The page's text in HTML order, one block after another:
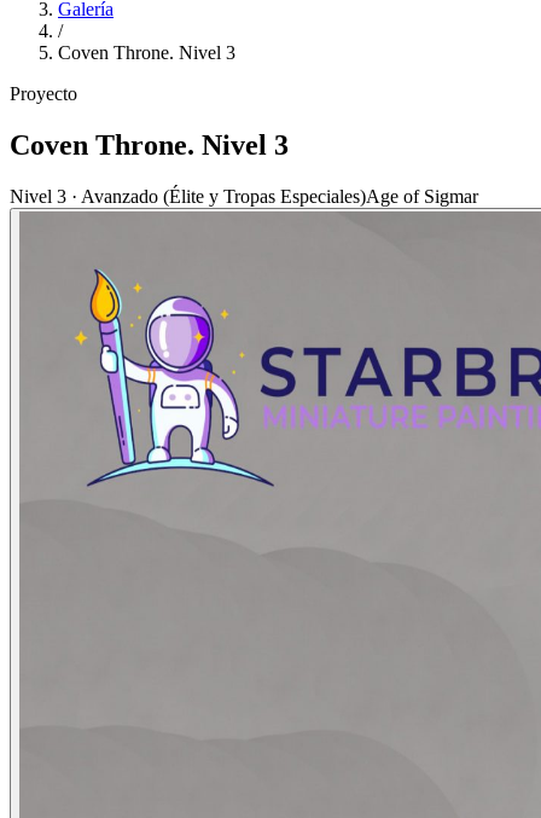
Galería
/
Coven Throne. Nivel 3
Proyecto
Coven Throne. Nivel 3
Nivel 3 · Avanzado (Élite y Tropas Especiales)Age of Sigmar